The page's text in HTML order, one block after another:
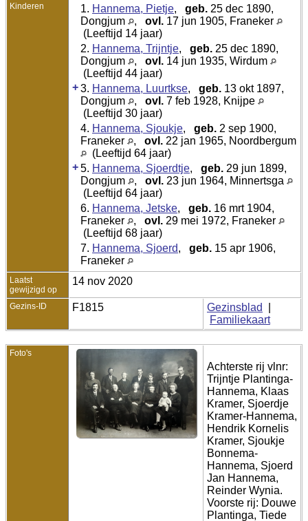
Kinderen 1. Hannema, Pietje, geb. 25 dec 1890,
Dongjum
, ovl. 17 jun 1905, Franeker
(Leeftijd 14 jaar)
2. Hannema, Trijntje, geb. 25 dec 1890,
Dongjum
, ovl. 14 jun 1935, Wirdum
(Leeftijd 44 jaar)
+3. Hannema, Luurtkse, geb. 13 okt 1897,
Dongjum
, ovl. 7 feb 1928, Knijpe
(Leeftijd 30 jaar)
4. Hannema, Sjoukje, geb. 2 sep 1900,
Franeker
, ovl. 22 jan 1965, Noordbergum
(Leeftijd 64 jaar)
+5. Hannema, Sjoerdtje, geb. 29 jun 1899,
Dongjum
, ovl. 23 jun 1964, Minnertsga
(Leeftijd 64 jaar)
6. Hannema, Jetske, geb. 16 mrt 1904,
Franeker
, ovl. 29 mei 1972, Franeker
(Leeftijd 68 jaar)
7. Hannema, Sjoerd, geb. 15 apr 1906,
Franeker
Laatst
gewijzigd op
14 nov 2020
Gezins-ID F1815 Gezinsblad
Familiekaart
Foto's
Achterste rij vlnr:
Trijntje Plantinga-
Hannema, Klaas
Kramer, Sjoerdje
Kramer-Hannema,
Hendrik Kornelis
Kramer, Sjoukje
Bonnema-
Hannema, Sjoerd
Jan Hannema,
Reinder Wynia.
Voorste rij: Douwe
Plantinga, Tiede